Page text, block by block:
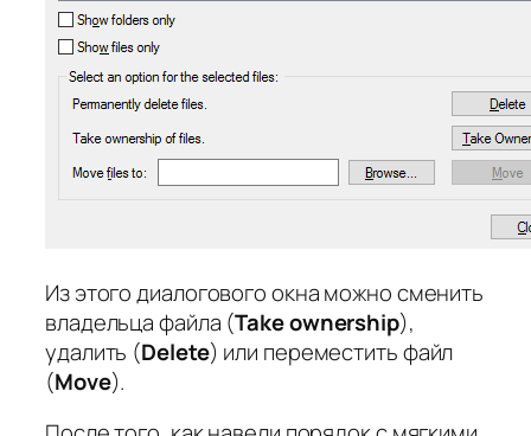
Из этого диалогового окна можно сменить
владельца файла (Take ownership),
удалить (Delete) или переместить файл
(Move).